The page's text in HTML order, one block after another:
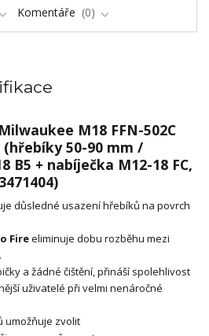
Komentáře 0
M18 FFN-502C
50-90 mm /
B5 + nabíječka M12-18 FC,
důsledné usazení hřebíků na povrch
Fireeliminuje dobu rozběhu mezi
a žádné čištění, přináší spolehlivost
uživatelé při velmi nenáročné
umožňuje zvolit